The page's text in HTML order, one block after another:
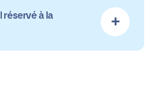
réservé à la